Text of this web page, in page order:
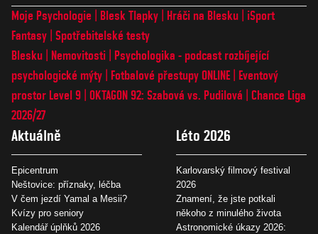
Moje Psychologie Blesk Tlapky Hráči na Blesku
iSport
Fantasy Spotřebitelské testy
Blesku
Nemovitosti
Psychologika - podcast rozbíjející
psychologické mýty
Fotbalové přestupy ONLINE
Eventový
prostor Level 9 OKTAGON 92: Szabová vs. Pudilová
Chance Liga
2026/27
Aktuálně
Epicentrum
Neštovice: příznaky, léčba
V čem jezdí Yamal a Mesii?
Kvízy pro seniory
Kalendář úplňků 2026
Léto 2026
Karlovarský filmový festival
2026
Znamení, že jste potkali
někoho z minulého života
Astronomické úkazy 2026: